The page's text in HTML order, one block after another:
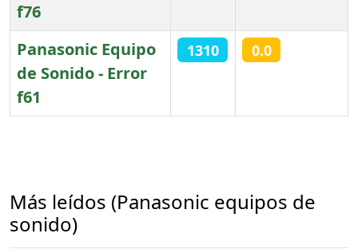
f76
Panasonic Equipo
de Sonido - Error
f61
1310 0.0
Más leídos (Panasonic equipos de
sonido)